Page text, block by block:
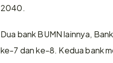
2040.
Dua bank BUMN lainnya,
ke-7 dan ke-8. Kedua bank